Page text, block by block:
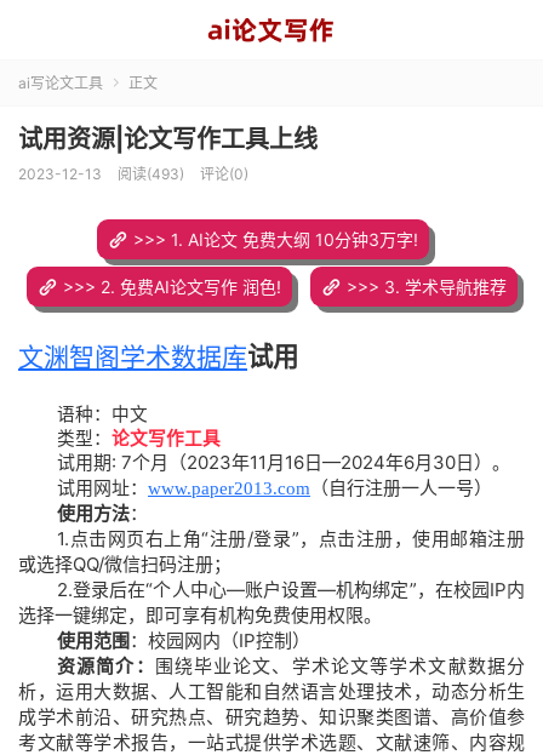
ai写论文工具  正文
试用资源|论文写作工具上线
2023-12-13 阅读(493) 评论(0)
>>> 1. AI论文 免费大纲 10分钟3万字!
>>> 2. 免费AI论文写作 润色! >>> 3. 学术导航推荐
文渊智阁学术数据库试用
语种：中文
类型： 论文写作工具
试用期: 7个月（2023年11月16日—2024年6月30日）。
试用网址： www.paper2013.com
（自行注册一人一号）
使用方法：
1.点击网页右上角“注册/登录”，点击注册，使用邮箱注册
或选择QQ/微信扫码注册；
2.登录后在“个人中心—账户设置—机构绑定”，在校园IP内
选择一键绑定，即可享有机构免费使用权限。
使用范围：校园网内（IP控制）
资源简介： 围绕毕业论文、学术论文等学术文献数据分
析，运用大数据、人工智能和自然语言处理技术，动态分析生
成学术前沿、研究热点、研究趋势、知识聚类图谱、高价值参
考文献等学术报告，一站式提供学术选题、文献速筛、内容规